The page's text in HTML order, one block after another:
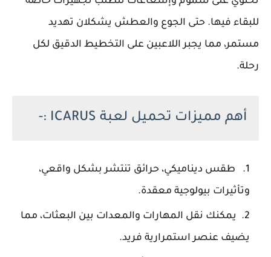
للبقاء فيها. حتى الجوع والعطش يشكلان تهديد
مستمر، مما يجبر اللاعبين على التخطيط الدقيق لكل
رحلة.
أهم مميزات تحميل لعبة ICARUS :-
طقس ديناميكي، حرائق تنتشر بشكل واقعي،
وتأثيرات بيولوجية معقدة.
يمكنك نقل المهارات والمعدات بين البعثات، مما
يضيف عنصر استمرارية فريد.